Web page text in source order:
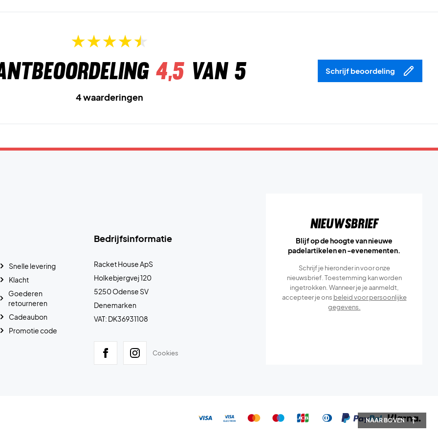
NAAR BOVEN
4,5van 5 Schrijf beoordeling
4 waarderingen
Bedrijfsinformatie
Racket House ApS
Holkebjergvej 120
5250 Odense SV
Denemarken
VAT: DK36931108
Cookies
Snelle levering
Klacht
Goederen
retourneren
Cadeaubon
Promotie code
Nieuwsbrief
Blijf op de hoogte van nieuwe
padelartikelen en -evenementen.
Schrijf je hieronder in voor onze
nieuwsbrief. Toestemming kan worden
ingetrokken. Wanneer je je aanmeldt,
accepteer je ons beleid voor persoonlijke
gegevens.